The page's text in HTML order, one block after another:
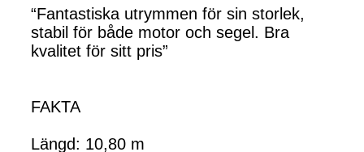
“Fantastiska utrymmen för sin storlek,
stabil för både motor och segel. Bra
kvalitet för sitt pris”
FAKTA
Längd: 10,80 m